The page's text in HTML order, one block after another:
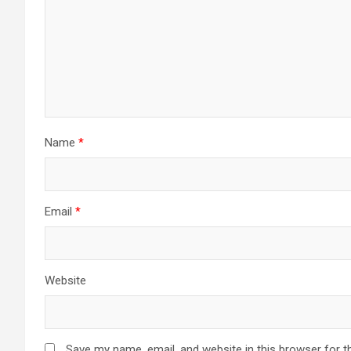
Name *
Email *
Website